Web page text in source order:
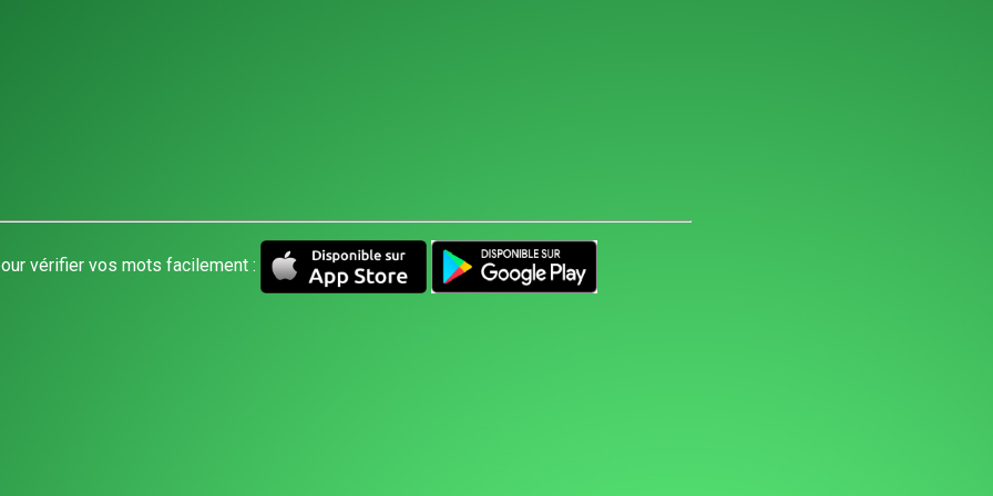
vérifier vos mots facilement :